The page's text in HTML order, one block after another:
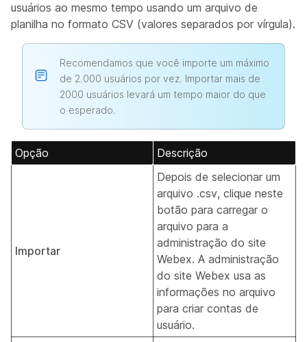
usuários ao mesmo tempo usando um arquivo de
planilha no formato CSV (valores separados por vírgula).
Recomendamos que você importe um máximo
de 2.000 usuários por vez. Importar mais de
2000 usuários levará um tempo maior do que
o esperado.
Opção Descrição
Importar
Depois de selecionar um
arquivo .csv, clique neste
botão para carregar o
arquivo para a
administração do site
Webex. A administração
do site Webex usa as
informações no arquivo
para criar contas de
usuário.